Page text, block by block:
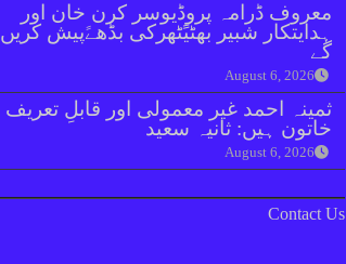
معروف ڈرامہ پروڈیوسر کرن خان اور
ہدایتکار شبیر بھٹیًٹھرکی بڈھےًپیش کریں
گے
August 6, 2026
ثمینہ احمد غیر معمولی اور قابلِ تعریف
خاتون ہیں: ثانیہ سعید
August 6, 2026
Contact Us